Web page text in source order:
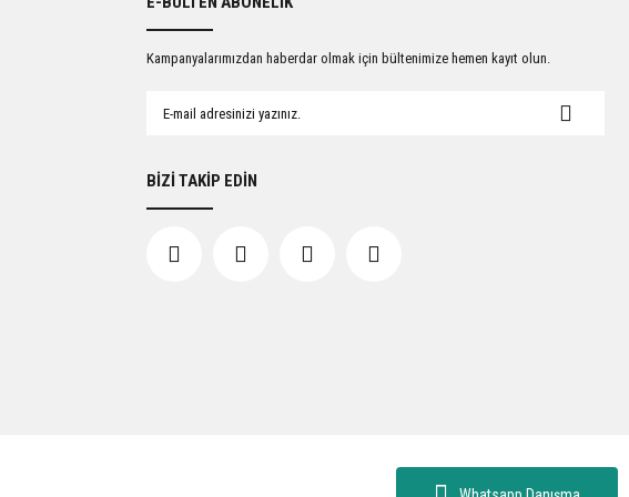
Kampanyalarımızdan haberdar olmak için bültenimize hemen kayıt olun.
BİZİ TAKİP EDİN